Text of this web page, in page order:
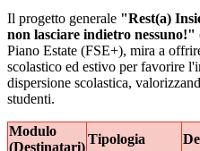
Il progetto generale "Rest(a)
non lasciare indietro nessuno!"
Piano Estate (FSE+), mira a
scolastico ed estivo per favorire
dispersione scolastica,
studenti.
Modulo
(Destinatari)
Tipologia